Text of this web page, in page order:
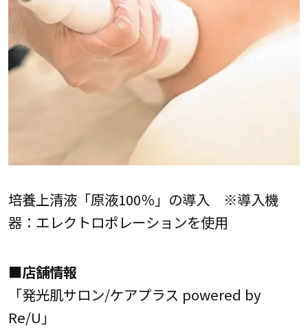
培養上清液「原液100％」の導入 ※導入機
器：エレクトロポレーションを使用
■店舗情報
「発光肌サロン/ケアプラス powered by
Re/U」